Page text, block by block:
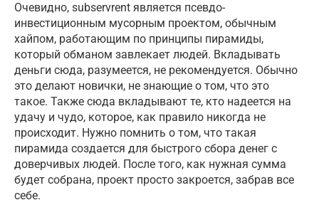
Очевидно, subservrent является псевдо-
инвестиционным мусорным проектом, обычным
хайпом, работающим по принципы пирамиды,
который обманом завлекает людей. Вкладывать
деньги сюда, разумеется, не рекомендуется. Обычно
это делают новички, не знающие о том, что это
такое. Также сюда вкладывают те, кто надеется на
удачу и чудо, которое, как правило никогда не
происходит. Нужно помнить о том, что такая
пирамида создается для быстрого сбора денег с
доверчивых людей. После того, как нужная сумма
будет собрана, проект просто закроется, забрав все
себе.